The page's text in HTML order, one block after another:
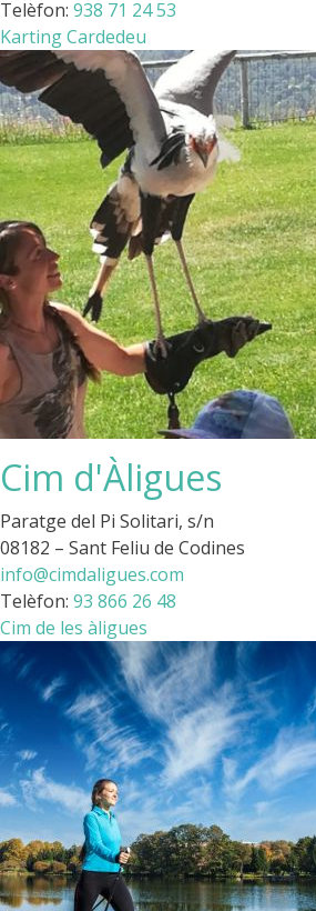
Telèfon: 938 71 24 53
Karting Cardedeu
Cim d'Àligues
Paratge del Pi Solitari, s/n
08182 – Sant Feliu de Codines
info@cimdaligues.com
Telèfon: 93 866 26 48
Cim de les àligues